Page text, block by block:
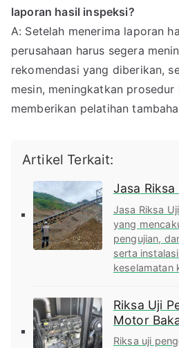
laporan hasil inspeksi?
A: Setelah menerima laporan
perusahaan harus segera
rekomendasi yang diberikan,
mesin, meningkatkan prosedur
memberikan pelatihan
Artikel Terkait:
Jasa Riksa
Jasa Riksa
yang
pengujian,
serta
keselamatan
Riksa Uji
Motor
Riksa uji